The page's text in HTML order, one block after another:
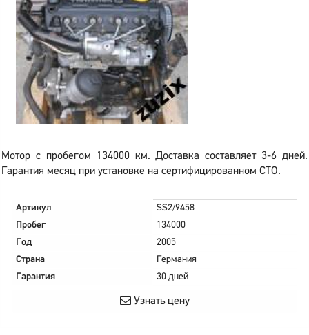
Мотор с пробегом 134000 км. Доставка составляет 3-6 дней.
Гарантия месяц при установке на сертифицированном СТО.
Артикул
SS2/9458
Пробег
134000
Год
2005
Страна
Германия
Гарантия
30 дней
Узнать цену